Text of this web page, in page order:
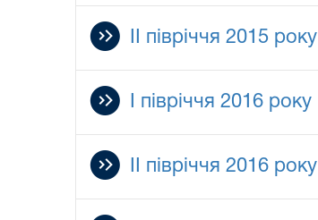
ІІ півріччя 2015 року
І півріччя 2016 року
ІI півріччя 2016 року